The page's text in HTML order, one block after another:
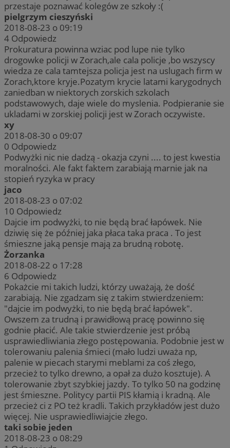
przestaje poznawać kolegów ze szkoły :(
pielgrzym cieszyński
2018-08-23 o 09:19
4 Odpowiedz
Prokuratura powinna wziac pod lupe nie tylko
drogowke policji w Zorach,ale cala policje ,bo wszyscy
wiedza ze cala tamtejsza policja jest na uslugach firm w
Zorach,ktore kryje.Pozatym krycie latami karygodnych
zaniedban w niektorych zorskich szkolach
podstawowych, daje wiele do myslenia. Podpieranie sie
ukladami w zorskiej policji jest w Zorach oczywiste.
xy
2018-08-30 o 09:07
0 Odpowiedz
Podwyżki nic nie dadzą - okazja czyni .... to jest kwestia
moralności. Ale fakt faktem zarabiają marnie jak na
stopień ryzyka w pracy
jaco
2018-08-23 o 07:02
10 Odpowiedz
Dajcie im podwyżki, to nie będą brać łapówek. Nie
dziwię się że później jaka płaca taka praca . To jest
śmieszne jaką pensje mają za brudną robotę.
Żorzanka
2018-08-22 o 17:28
6 Odpowiedz
Pokażcie mi takich ludzi, którzy uważają, że dość
zarabiają. Nie zgadzam się z takim stwierdzeniem:
"dajcie im podwyżki, to nie będą brać łapówek".
Owszem za trudną i prawidłową pracę powinno się
godnie płacić. Ale takie stwierdzenie jest próbą
usprawiedliwiania złego postępowania. Podobnie jest w
tolerowaniu palenia śmieci (mało ludzi uważa np,
palenie w piecach starymi meblami za coś złego,
przecież to tylko drewno, a opał za dużo kosztuje). A
tolerowanie zbyt szybkiej jazdy. To tylko 50 na godzinę
jest śmieszne. Politycy partii PIS kłamią i kradną. Ale
przecież ci z PO też kradli. Takich przykładów jest dużo
więcej. Nie usprawiedliwiajcie złego.
taki sobie jeden
2018-08-23 o 08:29